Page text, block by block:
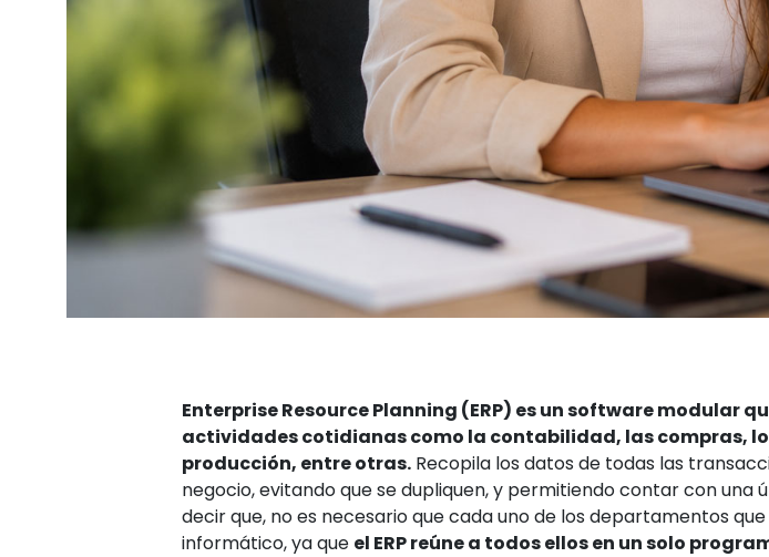
Enterprise Resource Planning (ERP) es un software modular
actividades cotidianas como la contabilidad, las compras,
producción, entre otras. Recopila los datos de todas las
negocio, evitando que se dupliquen, y permitiendo contar con
decir que, no es necesario que cada uno de los departamentos
informático, ya que el ERP reúne a todos ellos en un solo